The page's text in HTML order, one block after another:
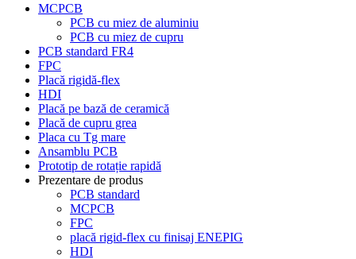
MCPCB
PCB cu miez de aluminiu
PCB cu miez de cupru
PCB standard FR4
FPC
Placă rigidă-flex
HDI
Placă pe bază de ceramică
Placă de cupru grea
Placa cu Tg mare
Ansamblu PCB
Prototip de rotație rapidă
Prezentare de produs
PCB standard
MCPCB
FPC
placă rigid-flex cu finisaj ENEPIG
HDI